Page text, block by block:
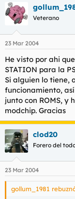
i
c
i
a
d
o
r
d
e
l
t
e
m
c
i
n
i
c
i
o
Veterano
23 Mar 2004
He visto por ahi
STATION para la
Si alguien lo tiene,
funcionamiento,
junto con ROMS, y
modchip. Gracias
clod20
Forero del
23 Mar 2004
gollum_1981